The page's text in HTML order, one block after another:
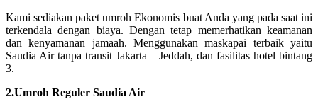
Kami sediakan paket umroh Ekonomis buat Anda yang pada saat ini
terkendala dengan biaya. Dengan tetap memerhatikan keamanan
dan kenyamanan jamaah. Menggunakan maskapai terbaik yaitu
Saudia Air tanpa transit Jakarta – Jeddah, dan fasilitas hotel bintang
3.
2.Umroh Reguler Saudia Air